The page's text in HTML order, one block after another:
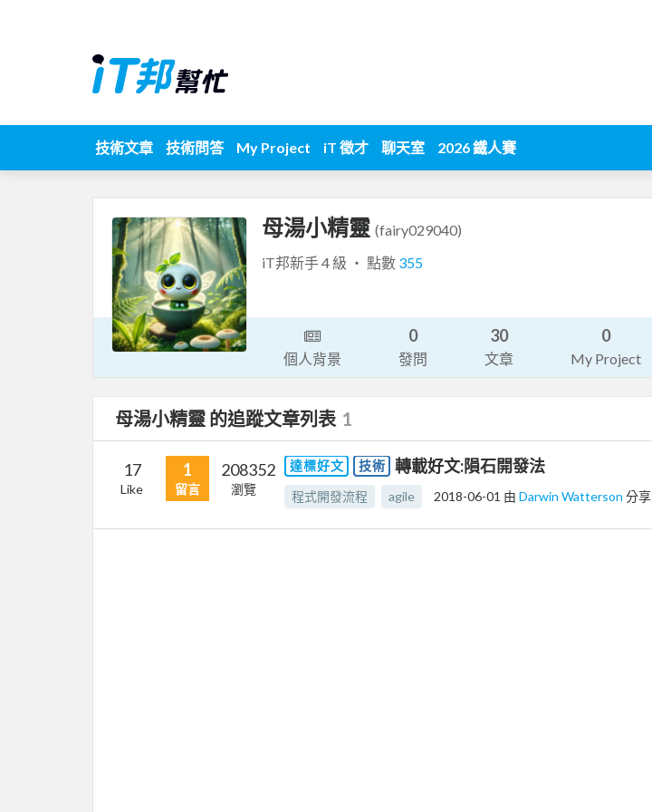
技術文章 技術問答 My Project iT 徵才 聊天室 2026 鐵人賽
母湯小精靈 (fairy029040)
iT邦新手 4 級 ‧ 點數 355
個人背景
0
發問
30
文章
0
My Project
母湯小精靈 的追蹤文章列表 1
17
Like
1
留言
208352
瀏覽
達標好文 技術 轉載好文:隕石開發法
程式開發流程 agile 2018-06-01 由 Darwin Watterson 分享